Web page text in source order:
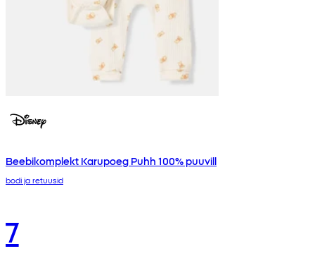
Beebikomplekt Karupoeg Puhh 100% puuvill
bodi ja retuusid
7